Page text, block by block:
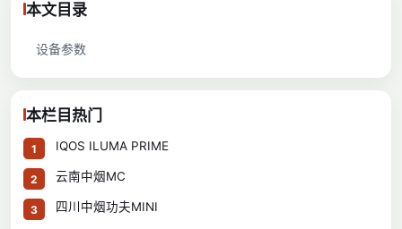
本文目录
设备参数
本栏目热门
1 IQOS ILUMA PRIME
2 云南中烟MC
3 四川中烟功夫MINI